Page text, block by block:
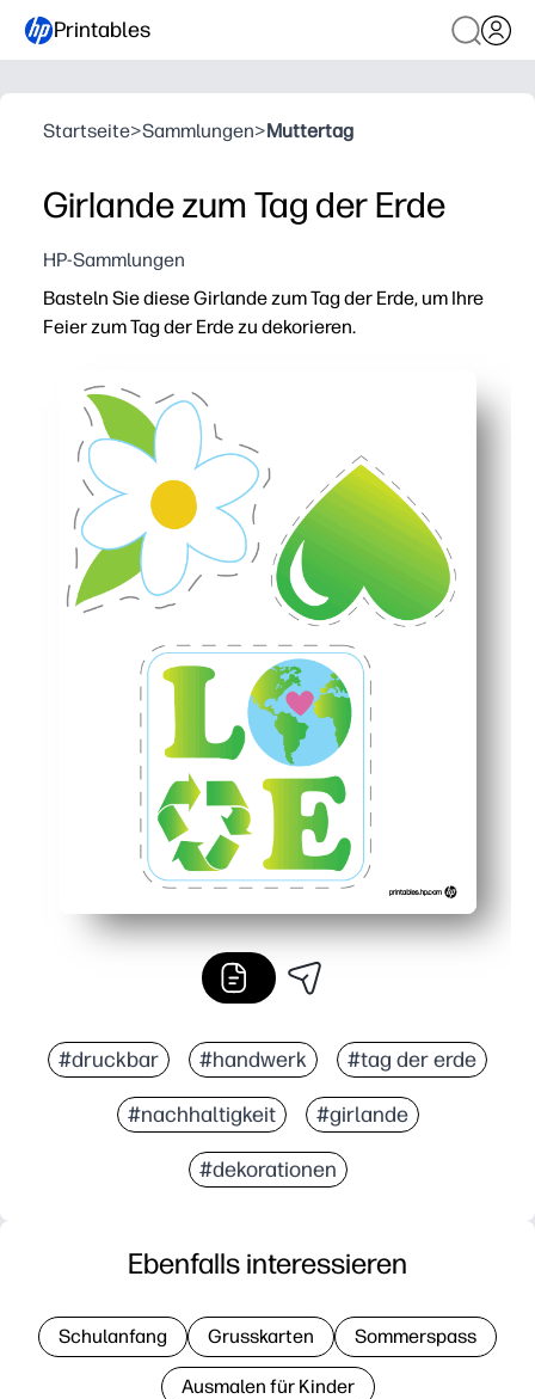
Printables
Startseite>Sammlungen>Muttertag
Girlande zum Tag der Erde
HP-Sammlungen
Basteln Sie diese Girlande zum Tag der Erde, um Ihre
Feier zum Tag der Erde zu dekorieren.
#druckbar #handwerk #tag der erde
#nachhaltigkeit #girlande
#dekorationen
Ebenfalls interessieren
Schulanfang Grusskarten Sommerspass
Ausmalen für Kinder